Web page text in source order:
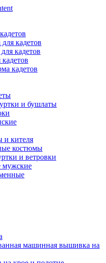
кадетов
кадетов
кадетов
и бушлаты
кителя
костюмы
и ветровки
мужские
машинная вышивка на